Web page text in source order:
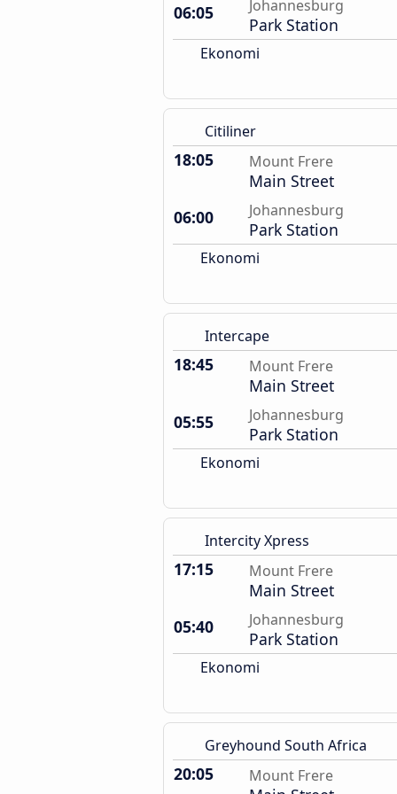
06:05
Johannesburg
Park Station
Ekonomi
Citiliner
18:05 Mount Frere
Main Street
06:00
Johannesburg
Park Station
Ekonomi
Intercape
18:45 Mount Frere
Main Street
05:55
Johannesburg
Park Station
Ekonomi
Intercity Xpress
17:15 Mount Frere
Main Street
05:40
Johannesburg
Park Station
Ekonomi
Greyhound South Africa
20:05 Mount Frere